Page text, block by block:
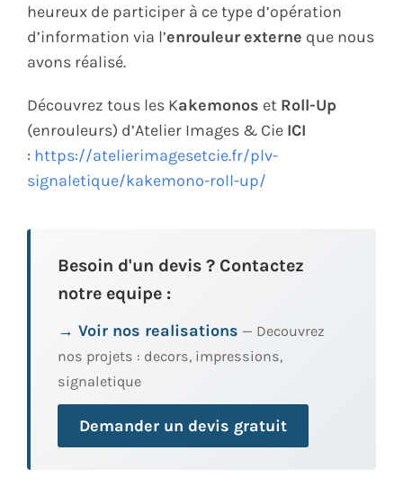
heureux de participer à ce type d’opération
d’information via l’enrouleurexterne que nous
avons réalisé.
Découvrez tous les Kakemonos et Roll-Up
(enrouleurs) d’Atelier Images & Cie ICI
: https://atelierimagesetcie.fr/plv-
signaletique/kakemono-roll-up/
Besoin d'un devis ? Contactez
notre equipe :
→ Voir nos realisations — Decouvrez
nos projets : decors, impressions,
signaletique
Demander un devis gratuit